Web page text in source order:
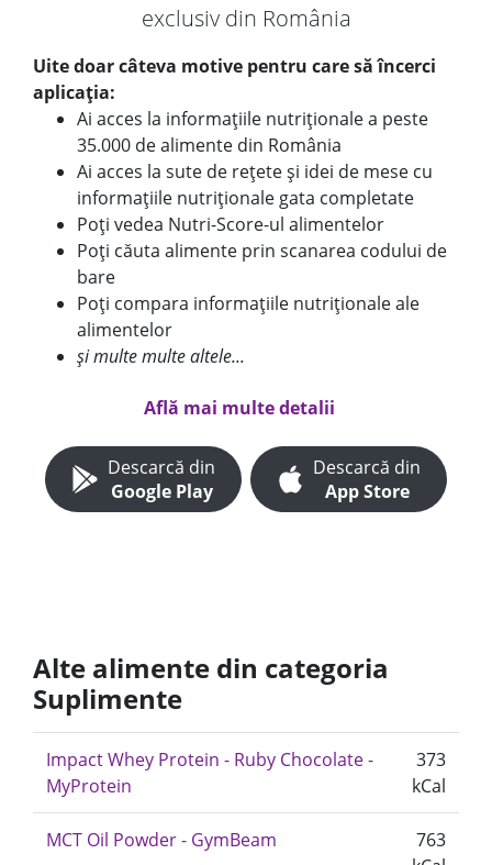
exclusiv din România
Uite doar câteva motive pentru care să încerci
aplicația:
Ai acces la informațiile nutriționale a peste
35.000 de alimente din România
Ai acces la sute de rețete și idei de mese cu
informațiile nutriționale gata completate
Poți vedea Nutri-Score-ul alimentelor
Poți căuta alimente prin scanarea codului de
bare
Poți compara informațiile nutriționale ale
alimentelor
și multe multe altele...
Află mai multe detalii
Descarcă din
Google Play
Descarcă din
App Store
Alte alimente din categoria
Suplimente
Impact Whey Protein - Ruby Chocolate -
MyProtein
373
kCal
MCT Oil Powder - GymBeam
763